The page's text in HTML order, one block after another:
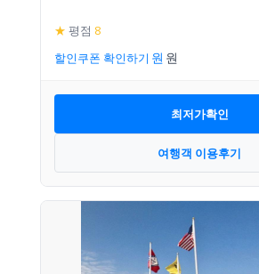
★ 평점 8
할인쿠폰 확인하기
최저가확인
여행객 이용후기